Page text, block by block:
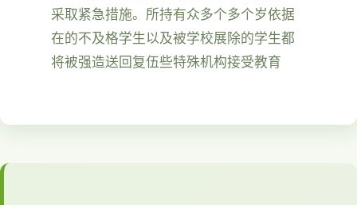
采取紧急措施。所持有众多个多个岁依据
在的不及格学生以及被学校展除的学生都
将被强造送回复伍些特殊机构接受教育